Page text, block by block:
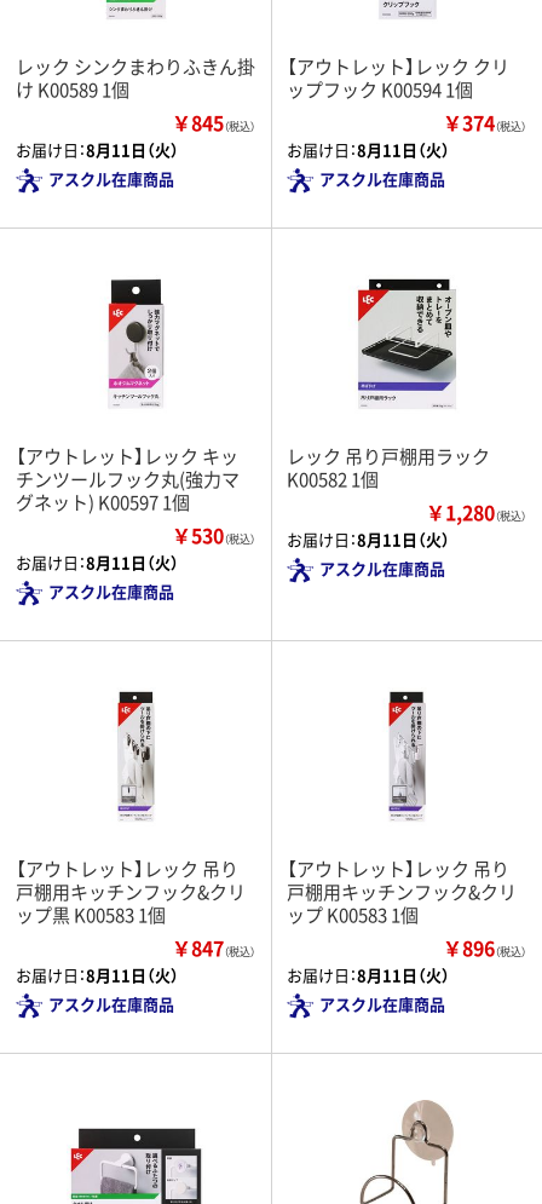
レック シンクまわりふきん掛
け K00589 1個
￥845（税込）
お届け日：8月11日（火）
アスクル在庫商品
【アウトレット】レック クリ
ップフック K00594 1個
￥374（税込）
お届け日：8月11日（火）
アスクル在庫商品
【アウトレット】レック キッ
チンツールフック丸(強力マ
グネット) K00597 1個
￥530（税込）
お届け日：8月11日（火）
アスクル在庫商品
レック 吊り戸棚用ラック
K00582 1個
￥1,280（税込）
お届け日：8月11日（火）
アスクル在庫商品
【アウトレット】レック 吊り
戸棚用キッチンフック&クリ
ップ黒 K00583 1個
￥847（税込）
お届け日：8月11日（火）
アスクル在庫商品
【アウトレット】レック 吊り
戸棚用キッチンフック&クリ
ップ K00583 1個
￥896（税込）
お届け日：8月11日（火）
アスクル在庫商品